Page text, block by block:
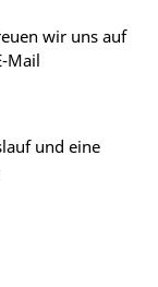
wir uns auf
Mail
und eine